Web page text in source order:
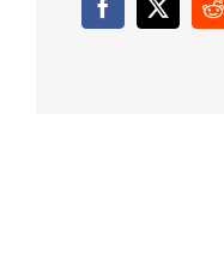
Facebook
X